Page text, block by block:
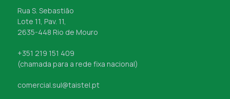
Rua S. Sebastião
Lote 11, Pav. 11,
2635-448 Rio de Mouro
+351 219 151 409
(chamada para a rede fixa nacional)
comercial.sul@taistel.pt